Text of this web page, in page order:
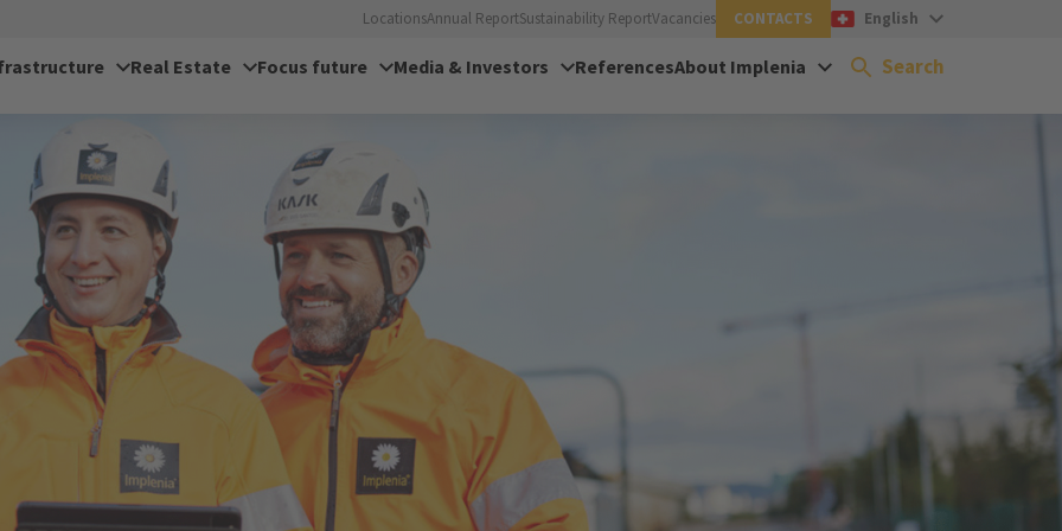
LocationsAnnual ReportSustainability ReportVacancies CONTACTS English
Real Estate Focus future Media & Investors ReferencesAbout Implenia Search